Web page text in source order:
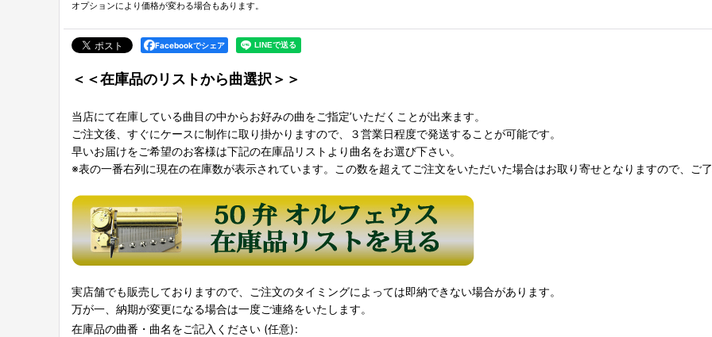
オプションにより価格が変わる場合もあります。
Facebookでシェア
＜＜在庫品のリストから曲選択＞＞
当店にて在庫している曲目の中からお好みの曲をご指定’いただくことが出来ます。
ご注文後、すぐにケースに制作に取り掛かりますので、３営業日程度で発送することが可能です。
早いお届けをご希望のお客様は下記の在庫品リストより曲名をお選び下さい。
※表の一番右列に現在の在庫数が表示されています。この数を超えてご注文をいただいた場合はお取り寄せとなりますので、ご了
実店舗でも販売しておりますので、ご注文のタイミングによっては即納できない場合があります。
万が一、納期が変更になる場合は一度ご連絡をいたします。
在庫品の曲番・曲名をご記入ください (任意):